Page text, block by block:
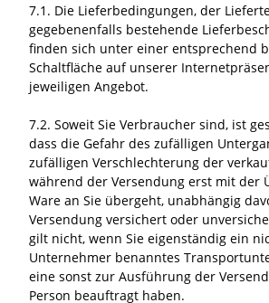
7.1. Die Lieferbedingungen, der
gegebenenfalls bestehende
finden sich unter einer entsprechend
Schaltfläche auf unserer
jeweiligen Angebot.
7.2. Soweit Sie Verbraucher sind, ist
dass die Gefahr des zufälligen
zufälligen Verschlechterung der
während der Versendung erst mit der
Ware an Sie übergeht, unabhängig
Versendung versichert oder
gilt nicht, wenn Sie eigenständig ein
Unternehmer benanntes
eine sonst zur Ausführung der
Person beauftragt haben.